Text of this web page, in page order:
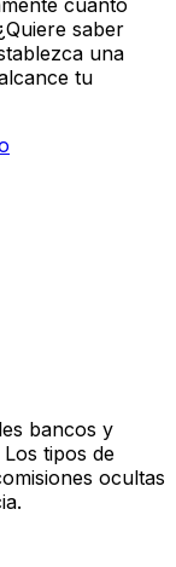
cuánto
saber
una
tu
bancos y
tipos de
ocultas